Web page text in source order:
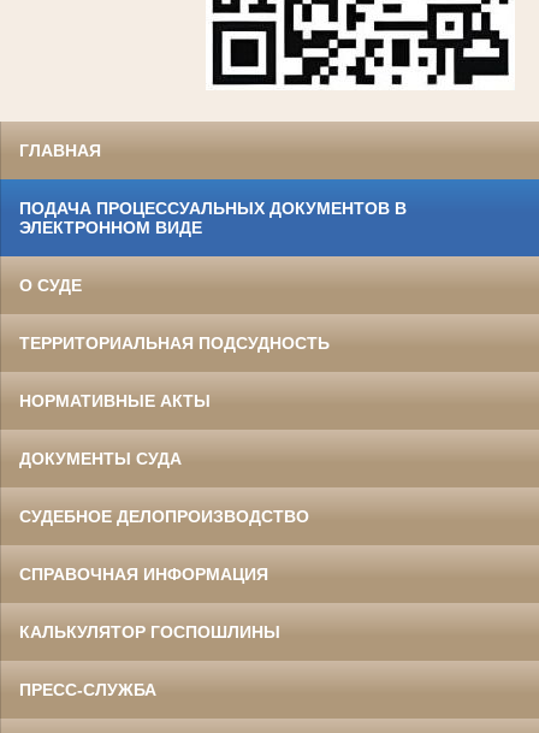
ГЛАВНАЯ
ПОДАЧА ПРОЦЕССУАЛЬНЫХ ДОКУМЕНТОВ В
ЭЛЕКТРОННОМ ВИДЕ
О СУДЕ
ТЕРРИТОРИАЛЬНАЯ ПОДСУДНОСТЬ
НОРМАТИВНЫЕ АКТЫ
ДОКУМЕНТЫ СУДА
СУДЕБНОЕ ДЕЛОПРОИЗВОДСТВО
СПРАВОЧНАЯ ИНФОРМАЦИЯ
КАЛЬКУЛЯТОР ГОСПОШЛИНЫ
ПРЕСС-СЛУЖБА